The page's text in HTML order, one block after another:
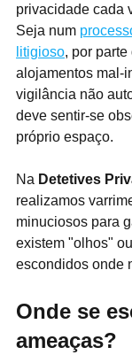
privacidade cada
Seja num
litigioso, por
alojamentos mal-
vigilância não
deve sentir-se
próprio espaço.
Na Detetives
realizamos
minuciosos para
existem "olhos"
escondidos onde
Onde se
ameaças?